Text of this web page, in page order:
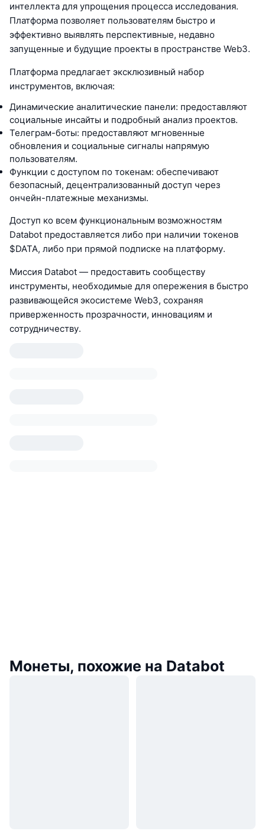
интеллекта для упрощения процесса исследования.
Платформа позволяет пользователям быстро и
эффективно выявлять перспективные, недавно
запущенные и будущие проекты в пространстве Web3.
Платформа предлагает эксклюзивный набор
инструментов, включая:
Динамические аналитические панели: предоставляют
социальные инсайты и подробный анализ проектов.
Телеграм-боты: предоставляют мгновенные
обновления и социальные сигналы напрямую
пользователям.
Функции с доступом по токенам: обеспечивают
безопасный, децентрализованный доступ через
ончейн-платежные механизмы.
Доступ ко всем функциональным возможностям
Databot предоставляется либо при наличии токенов
$DATA, либо при прямой подписке на платформу.
Миссия Databot — предоставить сообществу
инструменты, необходимые для опережения в быстро
развивающейся экосистеме Web3, сохраняя
приверженность прозрачности, инновациям и
сотрудничеству.
Монеты, похожие на Databot